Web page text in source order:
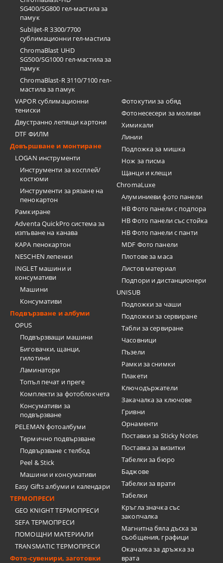
SG400/SG800 гел-мастила за
памук
SubliJet-R 3300/7700
сублимационни гел-мастила
ChromaBlast UHD
SG500/SG1000 гел-мастила за
памук
ChromaBlast-R 3110/7100 гел-
мастила за памук
VAPOR сублимационни
тениски
Двустранно лепящи картони
DTF ФИЛМ
Довършване и монтиране
LOGAN инструменти
Инструменти за косплей/
костюми
Инструменти за рязане на
пенокартон
Рамкиране
Adventa QuickPro система за
изпъване на канава
KAPA пенокартон
NESCHEN лепенки
INGLET машини и
консумативи
Машини
Консумативи
Подвързване и албуми
OPUS
Подвързващи машини
Биговачки, щанци,
гилотини
Ламинатори
Топъл печат и преге
Комплекти за фотоблокчета
Консумативи за
подвързване
PELEMAN фотоалбуми
Термично подвързване
Подвързване с телбод
Peel & Stick
Машини и консумативи
Easy Gifts албуми и календари
ТЕРМОПРЕСИ
GEO KNIGHT ТЕРМОПРЕСИ
SEFA ТЕРМОПРЕСИ
ПОМОЩНИ МАТЕРИАЛИ
TRANSMATIC ТЕРМОПРЕСИ
Фото-сувенири, заготовки
Фотокутии за обяд
Фотонесесери за моливи
Химикали
Линии
Подложка за мишка
Нож за писма
Щанци и клещи
ChromaLuxe
Алуминиеви фото панели
HB Фото панели с подпора
HB Фото панели със стойка
HB Фото панели с панти
MDF Фото панели
Плотове за маса
Листов материал
Подпори и дистанционери
UNISUB
Подложки за чаши
Подложки за сервиране
Табли за сервиране
Часовници
Пъзели
Рамки за снимки
Плакети
Ключодържатели
Закачалка за ключове
Гривни
Орнаменти
Поставки за Sticky Notes
Поставка за визитки
Tабелки за бюро
Баджове
Табелки за врати
Табелки
Кръгла значка със
закопчалка
Магнитна бяла дъска за
съобщения, графици
Окачалка за дръжка за
врата